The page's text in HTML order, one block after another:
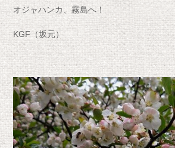
オジャハンカ、霧島へ！
KGF（坂元）